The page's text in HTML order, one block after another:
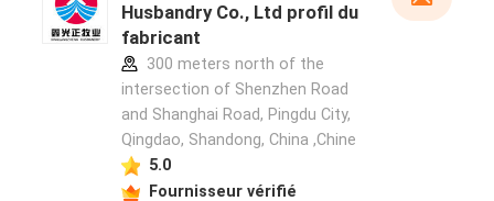
Husbandry Co., Ltd profil du
fabricant
300 meters north of the
intersection of Shenzhen Road
and Shanghai Road, Pingdu City,
Qingdao, Shandong, China ,Chine
5.0
Fournisseur vérifié